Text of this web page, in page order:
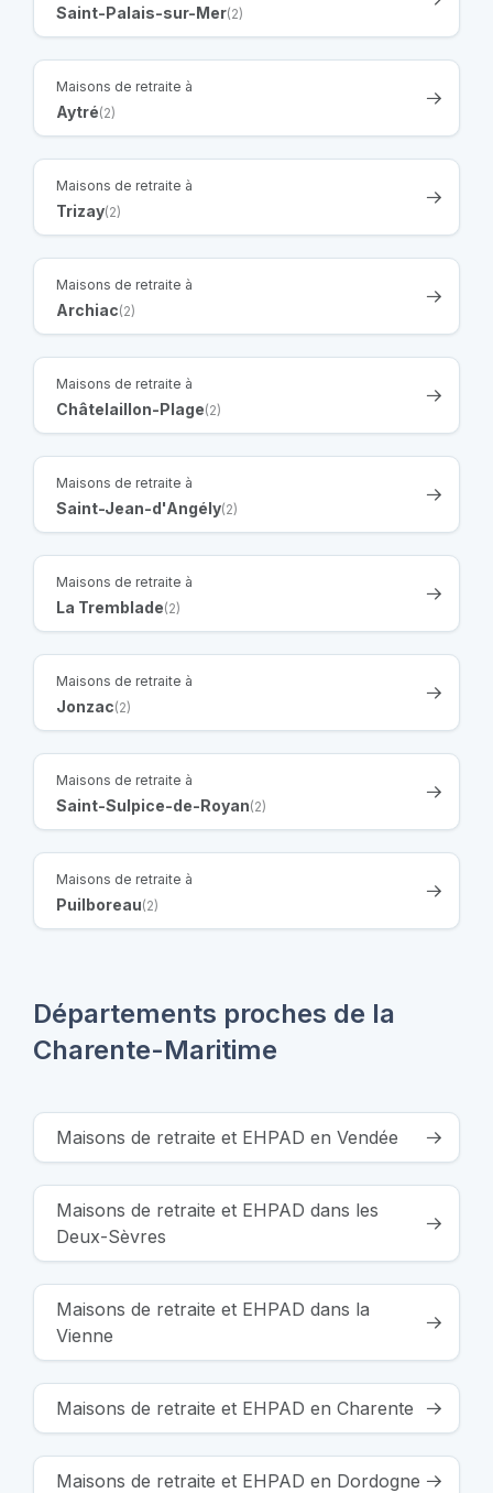
Saint-Palais-sur-Mer(2)
Maisons de retraite à
Aytré(2)
Maisons de retraite à
Trizay(2)
Maisons de retraite à
Archiac(2)
Maisons de retraite à
Châtelaillon-Plage(2)
Maisons de retraite à
Saint-Jean-d'Angély(2)
Maisons de retraite à
La Tremblade(2)
Maisons de retraite à
Jonzac(2)
Maisons de retraite à
Saint-Sulpice-de-Royan(2)
Maisons de retraite à
Puilboreau(2)
Départements proches de la
Charente-Maritime
Maisons de retraite et EHPAD en Vendée
Maisons de retraite et EHPAD dans les
Deux-Sèvres
Maisons de retraite et EHPAD dans la
Vienne
Maisons de retraite et EHPAD en Charente
Maisons de retraite et EHPAD en Dordogne